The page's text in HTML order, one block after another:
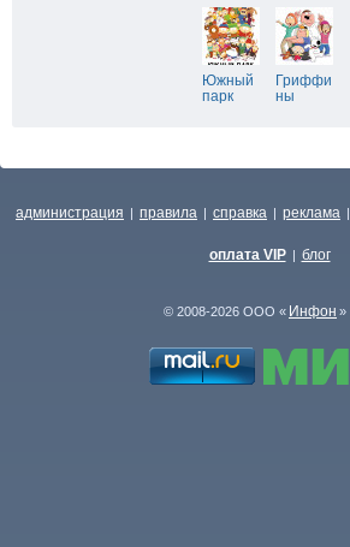
Южный
парк
Гриффи
ны
администрация | правила | справка | реклама |
оплата VIP | блог
© 2008-2026 ООО « Инфон »